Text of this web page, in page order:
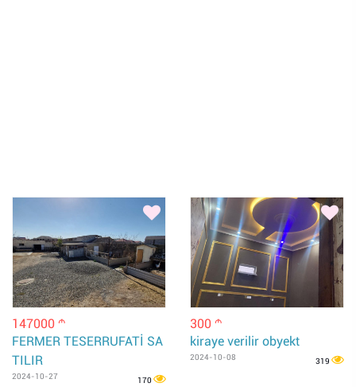
147000 m
FERMER TESERRUFATİ SA
TILIR
2024-10-27 170
300 m
kiraye verilir obyekt
2024-10-08 319